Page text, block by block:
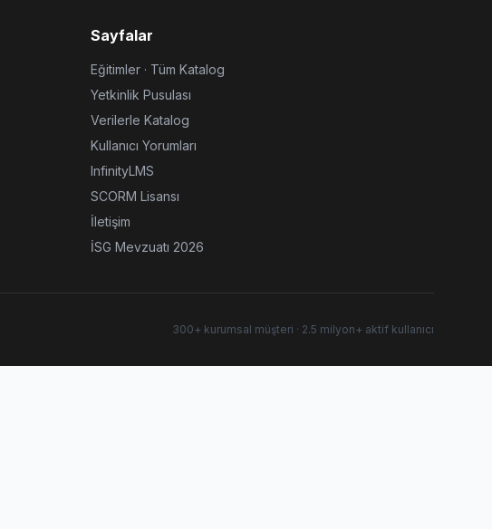
Sayfalar
Eğitimler · Tüm Katalog
Yetkinlik Pusulası
Verilerle Katalog
Kullanıcı Yorumları
InfinityLMS
SCORM Lisansı
İletişim
İSG Mevzuatı 2026
300+ kurumsal müşteri · 2.5 milyon+ aktif kullanıcı